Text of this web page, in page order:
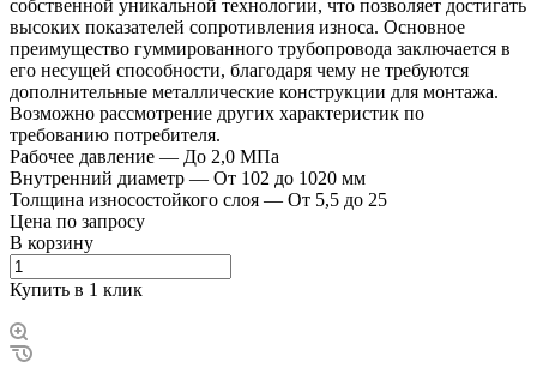
собственной уникальной технологии, что позволяет достигать
высоких показателей сопротивления износа. Основное
преимущество гуммированного трубопровода заключается в
его несущей способности, благодаря чему не требуются
дополнительные металлические конструкции для монтажа.
Возможно рассмотрение других характеристик по
требованию потребителя.
Рабочее давление — До 2,0 МПа
Внутренний диаметр — От 102 до 1020 мм
Толщина износостойкого слоя — От 5,5 до 25
Цена по запросу
В корзину
Купить в 1 клик